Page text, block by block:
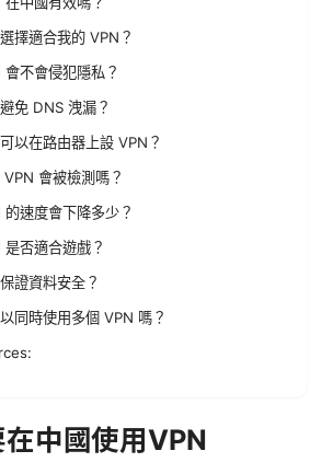
擇適合我的 VPN？
會不會侵犯隱私？
免 DNS 洩漏？
以在路由器上設 VPN？
VPN 會被檢測嗎？
的速度會下降多少？
是否適合遊戲？
證資料安全？
同時使用多個 VPN 嗎？
在中國使用VPN